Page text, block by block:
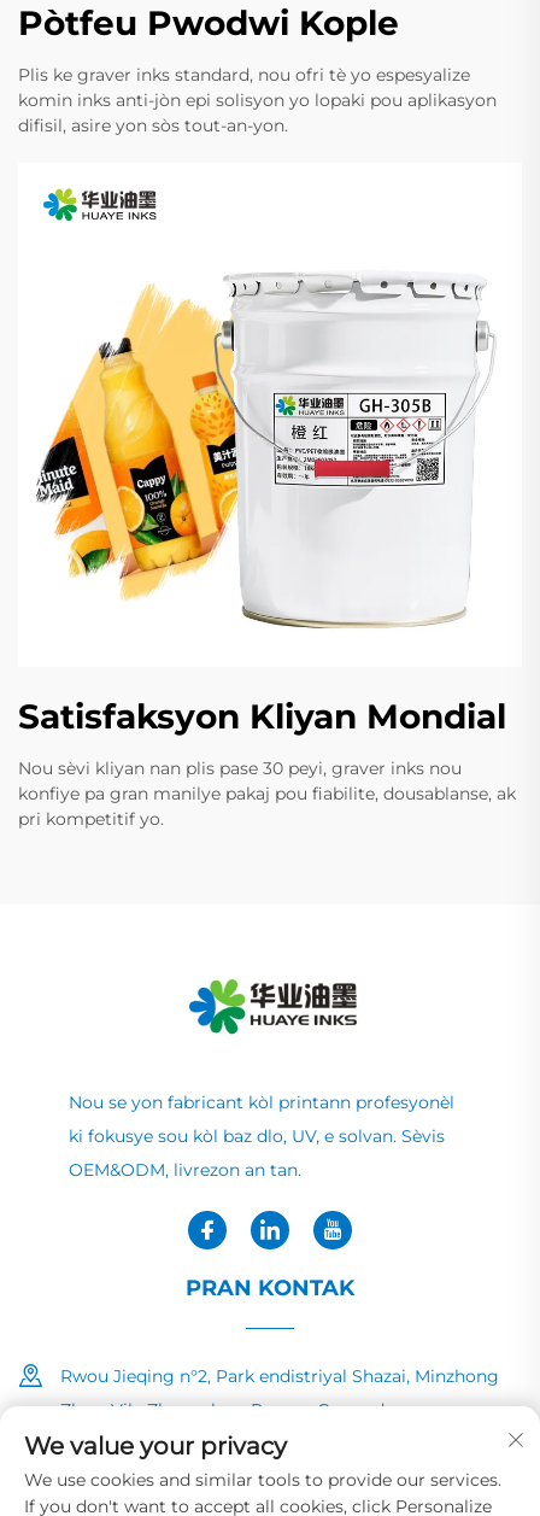
Pòtfeu Pwodwi Kople
Plis ke graver inks standard, nou ofri tè yo espesyalize
komin inks anti-jòn epi solisyon yo lopaki pou aplikasyon
difisil, asire yon sòs tout-an-yon.
Satisfaksyon Kliyan Mondial
Nou sèvi kliyan nan plis pase 30 peyi, graver inks nou
konfiye pa gran manilye pakaj pou fiabilite, dousablanse, ak
pri kompetitif yo.
Nou se yon fabricant kòl printann profesyonèl
ki fokusye sou kòl baz dlo, UV, e solvan. Sèvis
OEM&ODM, livrezon an tan.
PRAN KONTAK
Rwou Jieqing n°2, Park endistriyal Shazai, Minzhong
Zhen, Vila Zhongshan, Povens Guangdong
+86-13726040081
We value your privacy
We use cookies and similar tools to provide our services.
If you don't want to accept all cookies, click Personalize